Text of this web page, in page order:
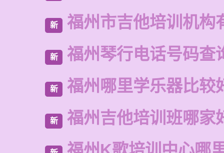
新 福州市吉他培训机构
新 福州琴行电话号码查
新 福州哪里学乐器比较
新 福州吉他培训班哪家